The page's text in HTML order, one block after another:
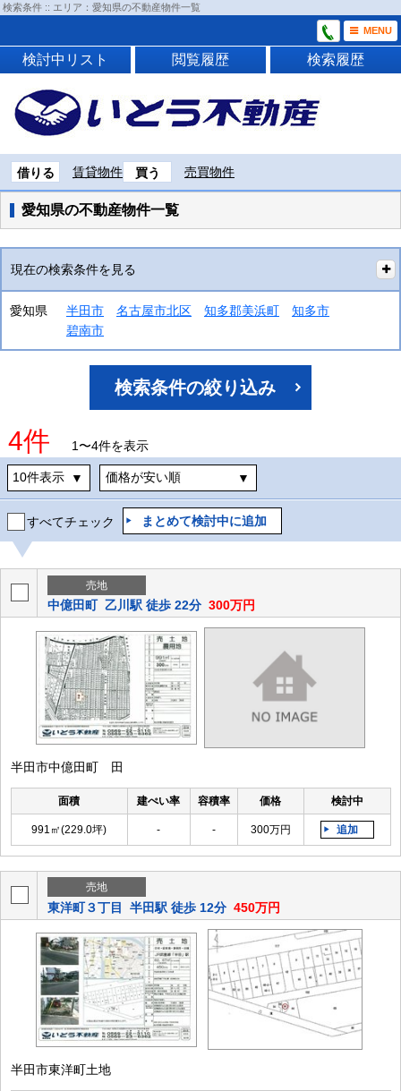
検索条件 :: エリア：愛知県の不動産物件一覧
MENU
検討中リスト 閲覧履歴 検索履歴
借りる 賃貸物件 買う 売買物件
愛知県の不動産物件一覧
現在の検索条件を見る
愛知県 半田市 名古屋市北区 知多郡美浜町
知多市
碧南市
検索条件の絞り込み
4件 1〜4件を表示
すべてチェック まとめて検討中に追加
売地
中億田町 乙川駅 徒歩 22分 300万円
半田市中億田町 田
面積 建ぺい率 容積率 価格 検討中
991㎡(229.0坪) - - 300万円 追加
売地
東洋町３丁目 半田駅 徒歩 12分 450万円
半田市東洋町土地